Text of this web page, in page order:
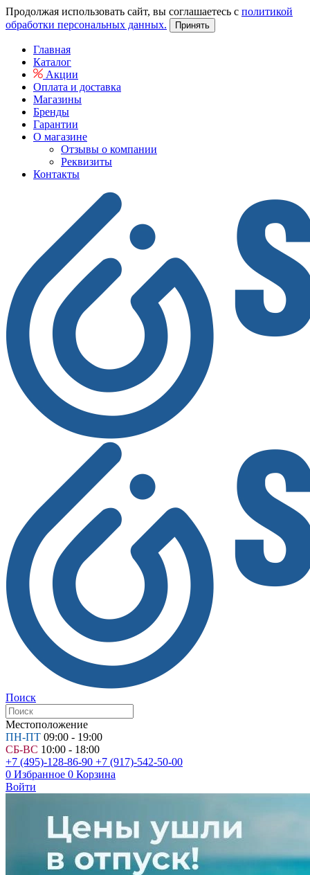
Продолжая использовать сайт, вы соглашаетесь с политикой
обработки персональных данных.
Принять
Главная
Каталог
Акции
Оплата и доставка
Магазины
Бренды
Гарантии
О магазине
Отзывы о компании
Реквизиты
Контакты
Поиск
Местоположение
ПН-ПТ 09:00 - 19:00
СБ-ВС 10:00 - 18:00
+7 (495)-128-86-90 +7 (917)-542-50-00
0 Избранное 0 Корзина
Войти